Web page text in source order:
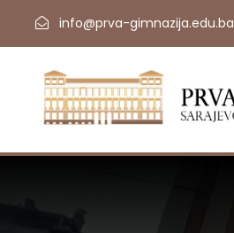
info@prva-gimnazija.edu.ba